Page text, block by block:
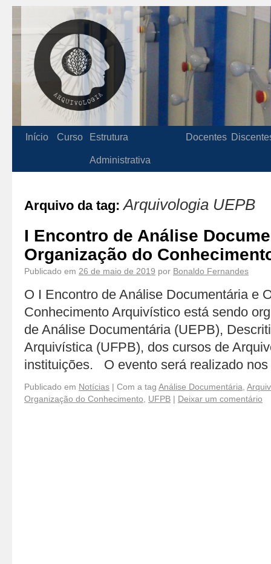
Início Curso Estrutura
Administrativa
Docentes
Arquivo da tag:Arquivologia UEPB
I Encontro de Análise
Organização do
Publicado em 26 de maio de 2019 por Bonaldo Fernandes
O I Encontro de Análise Documentária e
Conhecimento Arquivístico está sendo
de Análise Documentária (UEPB),
Arquivística (UFPB), dos cursos de
instituições. O evento será realizado
Publicado em Notícias | Com a tag Análise Documentária
Organização do Conhecimento
UFPB | Deixar um comentário